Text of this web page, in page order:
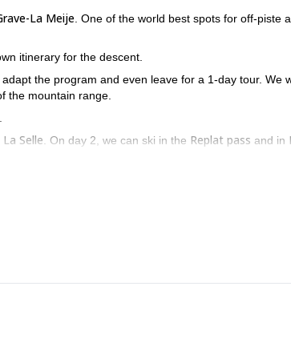
La Meije . One of the world best spots for off-piste
itinerary for the descent.
the program and even leave for a 1-day tour. We
the mountain range.
Selle . On day 2, we can ski in the Replat pass and in